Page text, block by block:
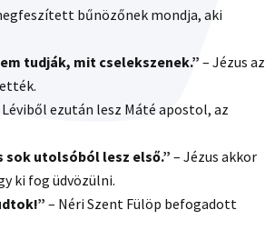
bűnözőnek mondja, aki
tudják, mit cselekszenek.”– Jézus az
Léviből ezután lesz Máté apostol, az
utolsóból lesz első.”– Jézus akkor
ki fog üdvözülni.
– Néri Szent Fülöp befogadott